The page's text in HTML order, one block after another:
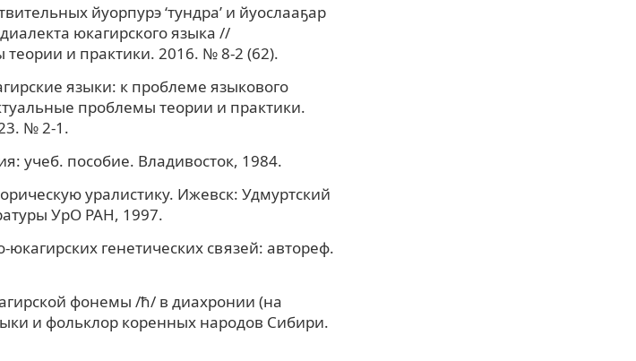
йуорпурэ ʻтундраʼ и йуослааҕар
юкагирского языка //
и практики. 2016. № 8-2 (62).
языки: к проблеме языкового
проблемы теории и практики.
№ 2-1.
учеб. пособие. Владивосток, 1984.
уралистику. Ижевск: Удмуртский
УрО РАН, 1997.
генетических связей: автореф.
фонемы /ħ/ в диахронии (на
и фольклор коренных народов Сибири.